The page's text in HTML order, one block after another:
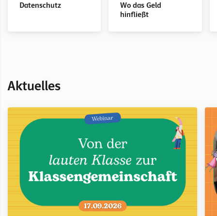
Datenschutz
Wo das Geld
hinfließt
Aktuelles